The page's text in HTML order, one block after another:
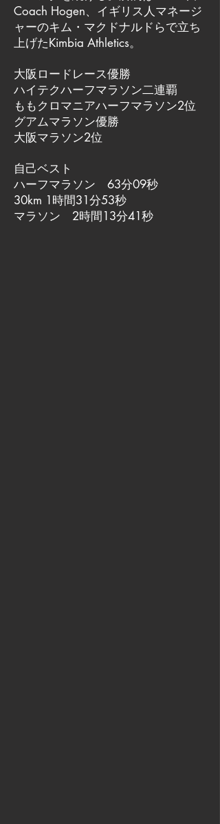
Coach Hogen、イギリス人マネージ
ャーのキム・マクドナルドらで立ち
上げたKimbia Athletics。
大阪ロードレース優勝
ハイテクハーフマラソン二連覇
ももクロマニアハーフマラソン2位
グアムマラソン優勝
大阪マラソン2位
自己ベスト
ハーフマラソン 63分09秒
30km 1時間31分53秒
マラソン 2時間13分41秒